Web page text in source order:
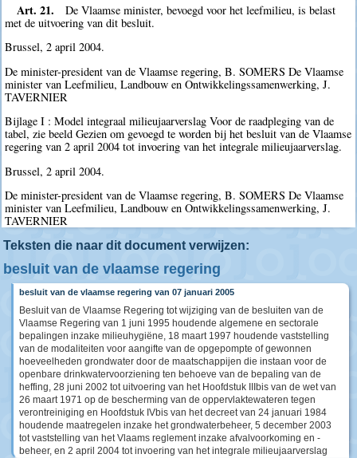
Art. 21.
De Vlaamse minister, bevoegd voor het leefmilieu, is belast
met de uitvoering van dit besluit.
Brussel, 2 april 2004.
De minister-president van de Vlaamse regering, B. SOMERS De Vlaamse
minister van Leefmilieu, Landbouw en Ontwikkelingssamenwerking, J.
TAVERNIER
Bijlage I : Model integraal milieujaarverslag Voor de raadpleging van de
tabel, zie beeld Gezien om gevoegd te worden bij het besluit van de Vlaamse
regering van 2 april 2004 tot invoering van het integrale milieujaarverslag.
Brussel, 2 april 2004.
De minister-president van de Vlaamse regering, B. SOMERS De Vlaamse
minister van Leefmilieu, Landbouw en Ontwikkelingssamenwerking, J.
TAVERNIER
Teksten die naar dit document verwijzen:
besluit van de vlaamse regering
besluit van de vlaamse regering van 07 januari 2005
Besluit van de Vlaamse Regering tot wijziging van de besluiten van de
Vlaamse Regering van 1 juni 1995 houdende algemene en sectorale
bepalingen inzake milieuhygiëne, 18 maart 1997 houdende vaststelling
van de modaliteiten voor aangifte van de opgepompte of gewonnen
hoeveelheden grondwater door de maatschappijen die instaan voor de
openbare drinkwatervoorziening ten behoeve van de bepaling van de
heffing, 28 juni 2002 tot uitvoering van het Hoofdstuk IIIbis van de wet van
26 maart 1971 op de bescherming van de oppervlaktewateren tegen
verontreiniging en Hoofdstuk IVbis van het decreet van 24 januari 1984
houdende maatregelen inzake het grondwaterbeheer, 5 december 2003
tot vaststelling van het Vlaams reglement inzake afvalvoorkoming en -
beheer, en 2 april 2004 tot invoering van het integrale milieujaarverslag